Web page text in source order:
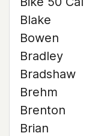
Blake
Bowen
Bradley
Bradshaw
Brehm
Brenton
Brian